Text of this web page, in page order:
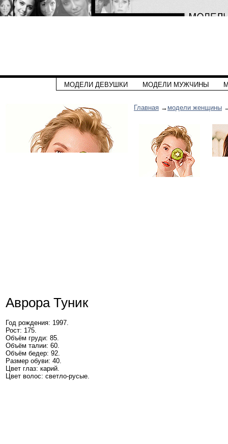
МОДЕЛИ ДЕВУШКИ МОДЕЛИ МУЖЧИНЫ
Аврора Туник
Год рождения: 1997.
Рост: 175.
Объём груди: 85.
Объём талии: 60.
Объём бедер: 92.
Размер обуви: 40.
Цвет глаз: карий.
Цвет волос: светло-русые.
Главная → модели женщины